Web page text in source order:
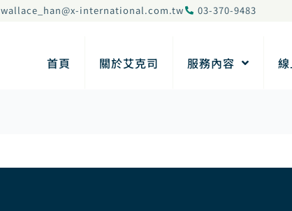
wallace_han@x-international.com.tw 03-370-9483
首頁 關於艾克司 服務內容